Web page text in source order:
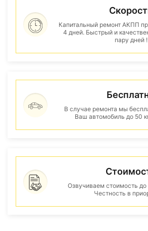
Капитальный ремонт АКПП
4 дней. Быстрый и
пару дней !
В случае ремонта мы
Ваш автомобиль до 50
Озвучиваем стоимость
Честность в